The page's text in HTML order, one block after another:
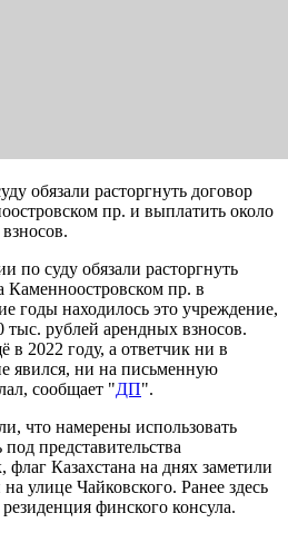
обязали расторгнуть договор
пр. и выплатить около
по суду обязали расторгнуть
Каменноостровском пр. в
годы находилось это учреждение,
тыс. рублей арендных взносов.
в 2022 году, а ответчик ни в
явился, ни на письменную
сообщает "ДП".
что намерены использовать
представительства
Казахстана на днях заметили
улице Чайковского. Ранее здесь
финского консула.